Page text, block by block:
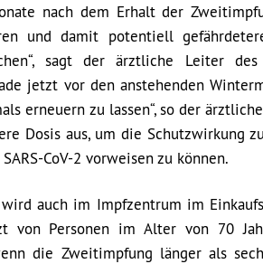
nach dem Erhalt der
und damit potentiell
sagt der ärztliche Leiter
jetzt vor den anstehenden
erneuern zu lassen“, so der
Dosis aus, um die Schutzwirkung
CoV-2 vorweisen zu können.
auch im Impfzentrum im
von Personen im Alter von 70
die Zweitimpfung länger als